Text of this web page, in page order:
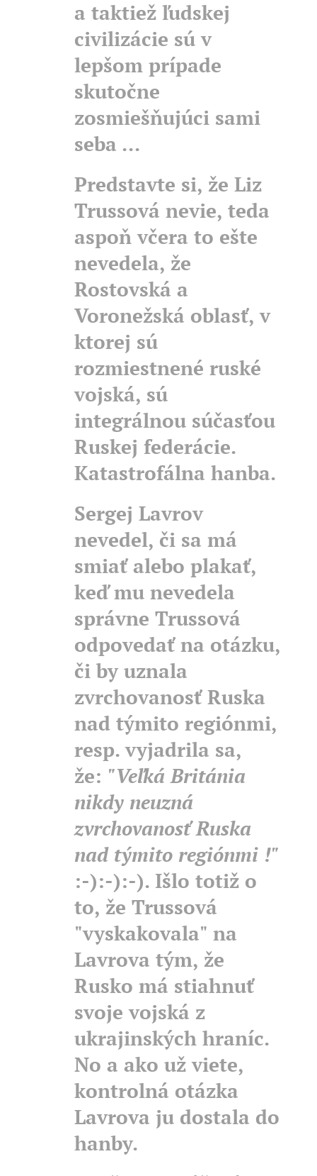
a taktiež ľudskej
civilizácie sú v
lepšom prípade
skutočne
zosmiešňujúci sami
seba ...
Predstavte si, že Liz
Trussová nevie, teda
aspoň včera to ešte
nevedela, že
Rostovská a
Voronežská oblasť, v
ktorej sú
rozmiestnené ruské
vojská, sú
integrálnou súčasťou
Ruskej federácie.
Katastrofálna hanba.
Sergej Lavrov
nevedel, či sa má
smiať alebo plakať,
keď mu nevedela
správne Trussová
odpovedať na otázku,
či by uznala
zvrchovanosť Ruska
nad týmito regiónmi,
resp. vyjadrila sa,
že: "Veľká Británia
nikdy neuzná
zvrchovanosť Ruska
nad týmito regiónmi !"
:-):-):-). Išlo totiž o
to, že Trussová
"vyskakovala" na
Lavrova tým, že
Rusko má stiahnuť
svoje vojská z
ukrajinských hraníc.
No a ako už viete,
kontrolná otázka
Lavrova ju dostala do
hanby.